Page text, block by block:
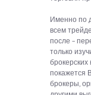
Именно по
всем
после –
только
покажется
брокеры,